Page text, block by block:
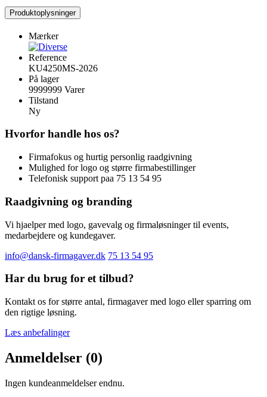
Produktoplysninger
Mærker
Reference
KU4250MS-2026
På lager
9999999 Varer
Tilstand
Ny
Hvorfor handle hos os?
Firmafokus og hurtig personlig raadgivning
Mulighed for logo og større firmabestillinger
Telefonisk support paa 75 13 54 95
Raadgivning og branding
Vi hjaelper med logo, gavevalg og firmaløsninger til events,
medarbejdere og kundegaver.
info@dansk-firmagaver.dk 75 13 54 95
Har du brug for et tilbud?
Kontakt os for større antal, firmagaver med logo eller sparring om
den rigtige løsning.
Læs anbefalinger
Anmeldelser (0)
Ingen kundeanmeldelser endnu.